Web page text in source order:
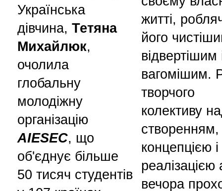
Українська
дівчина, Тетяна
Михайлюк,
очолила
глобальну
молодіжну
організацію
AIESEC, що
об'єднує більше
50 тисяч студентів
житті,
його
відвертішим
вагомішим.
творчого
колективу
створенням,
концепцією і
реалізацією
вечора